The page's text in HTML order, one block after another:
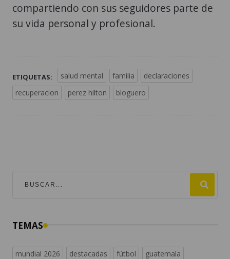
compartiendo con sus seguidores parte de
su vida personal y profesional.
ETIQUETAS: salud mental familia
declaraciones
recuperacion
perez hilton bloguero
TEMAS
mundial 2026 destacadas fútbol
guatemala